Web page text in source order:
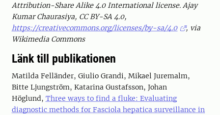
Attribution-Share Alike 4.0 International license. Ajay
Kumar Chaurasiya, CC BY-SA 4.0,
https://creativecommons.org/licenses/by-sa/4.0
, via
Wikimedia Commons
Länk till publikationen
Matilda Felländer, Giulio Grandi, Mikael Juremalm,
Bitte Ljungström, Katarina Gustafsson, Johan
Höglund, Three ways to find a fluke: Evaluating
diagnostic methods for Fasciola hepatica surveillance in